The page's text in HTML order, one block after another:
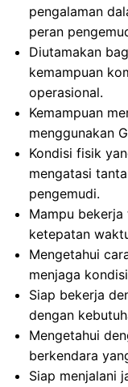
pengalaman
peran
Diutamakan
kemampuan
operasional.
Kemampuan
menggunakan
Kondisi fisik
mengatasi
pengemudi.
Mampu
ketepatan
Mengetahui
menjaga
Siap bekerja
dengan
Mengetahui
berkendara
Siap menjalani